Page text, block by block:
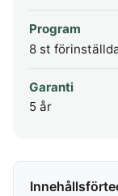
Program
8 st
Garanti
5 år